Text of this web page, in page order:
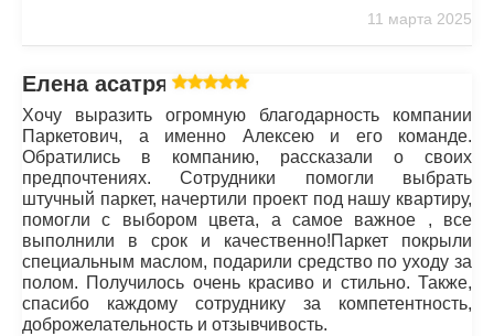
11 марта 2025
Елена асатрян
Хочу выразить огромную благодарность компании
Паркетович, а именно Алексею и его команде.
Обратились в компанию, рассказали о своих
предпочтениях. Сотрудники помогли выбрать
штучный паркет, начертили проект под нашу квартиру,
помогли с выбором цвета, а самое важное , все
выполнили в срок и качественно!Паркет покрыли
специальным маслом, подарили средство по уходу за
полом. Получилось очень красиво и стильно. Также,
спасибо каждому сотруднику за компетентность,
доброжелательность и отзывчивость.